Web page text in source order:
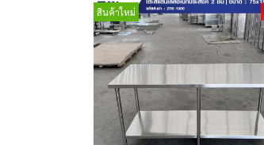
สินค้าใหม่